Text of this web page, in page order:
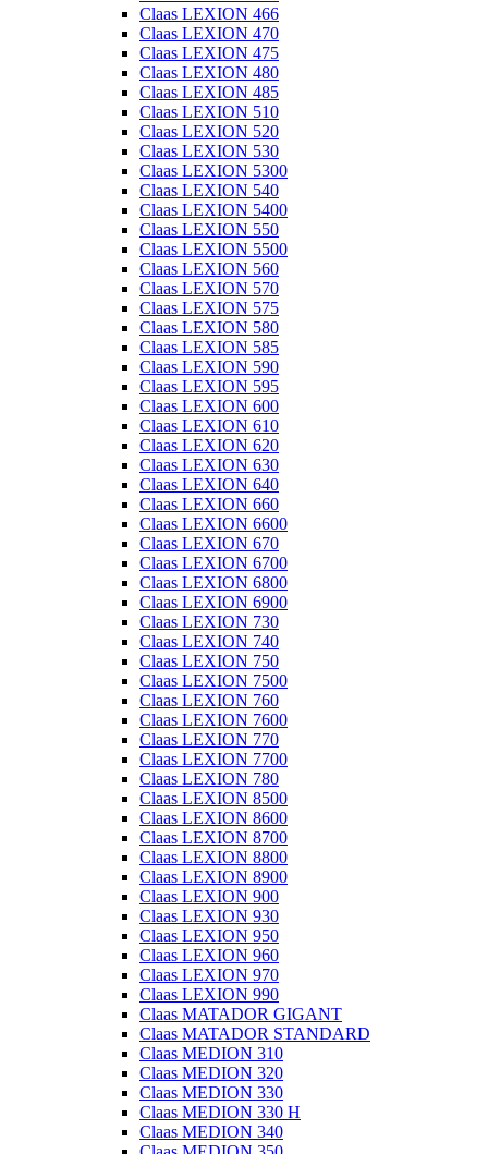
Claas LEXION 466
Claas LEXION 470
Claas LEXION 475
Claas LEXION 480
Claas LEXION 485
Claas LEXION 510
Claas LEXION 520
Claas LEXION 530
Claas LEXION 5300
Claas LEXION 540
Claas LEXION 5400
Claas LEXION 550
Claas LEXION 5500
Claas LEXION 560
Claas LEXION 570
Claas LEXION 575
Claas LEXION 580
Claas LEXION 585
Claas LEXION 590
Claas LEXION 595
Claas LEXION 600
Claas LEXION 610
Claas LEXION 620
Claas LEXION 630
Claas LEXION 640
Claas LEXION 660
Claas LEXION 6600
Claas LEXION 670
Claas LEXION 6700
Claas LEXION 6800
Claas LEXION 6900
Claas LEXION 730
Claas LEXION 740
Claas LEXION 750
Claas LEXION 7500
Claas LEXION 760
Claas LEXION 7600
Claas LEXION 770
Claas LEXION 7700
Claas LEXION 780
Claas LEXION 8500
Claas LEXION 8600
Claas LEXION 8700
Claas LEXION 8800
Claas LEXION 8900
Claas LEXION 900
Claas LEXION 930
Claas LEXION 950
Claas LEXION 960
Claas LEXION 970
Claas LEXION 990
Claas MATADOR GIGANT
Claas MATADOR STANDARD
Claas MEDION 310
Claas MEDION 320
Claas MEDION 330
Claas MEDION 330 H
Claas MEDION 340